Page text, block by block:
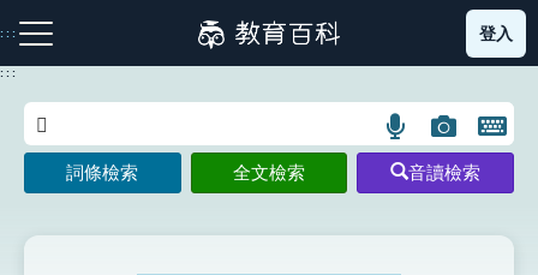
到
主
:::
注音索引圖示 筆畫索引圖示 部首索引表圖示
登入
:::
語
言
搜
示
圖
片
搜
開
鍵
圖
詞條檢索 全文檢索 音讀檢索